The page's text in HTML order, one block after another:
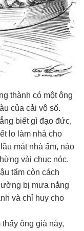
thành có một ông
của cải vô số.
biết gì đạo đức,
lo làm nhà cho
mát nhà ấm, nào
vài chục nóc.
tẩm còn cách
bị mưa nắng
và chỉ huy cho
ông già này,